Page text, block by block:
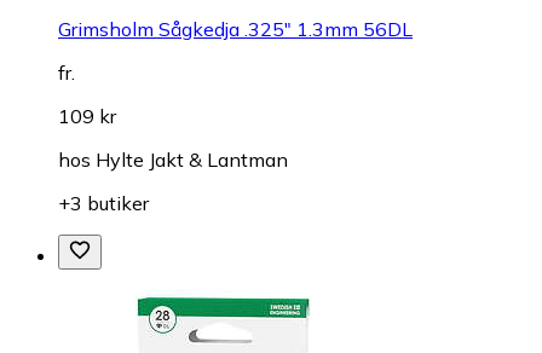
Grimsholm Sågkedja .325" 1.3mm 56DL
fr.
109 kr
hos Hylte Jakt & Lantman
+3 butiker